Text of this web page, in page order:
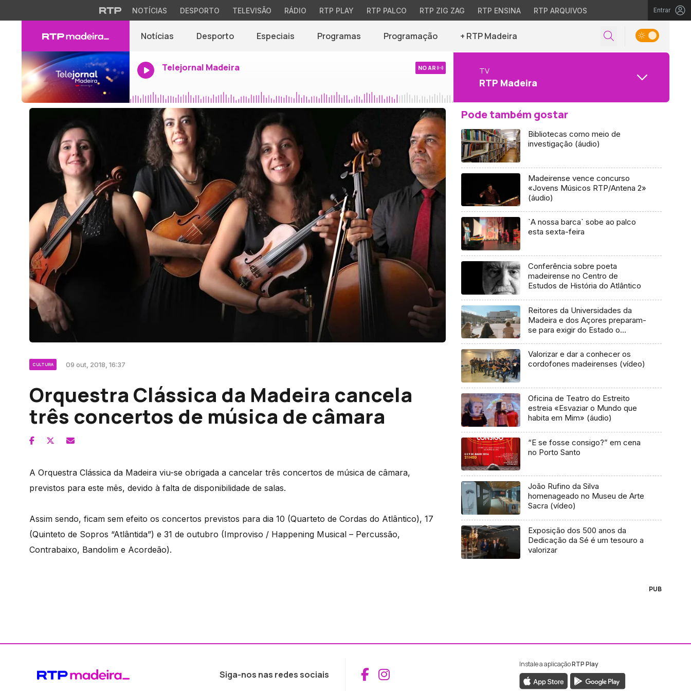
NOTÍCIAS DESPORTO TELEVISÃO RÁDIO RTP PLAY RTP PALCO RTP ZIG ZAG RTP ENSINA RTP ARQUIVOS Entrar
Notícias Desporto Especiais Programas Programação + RTP Madeira
Telejornal Madeira NO AR TV
RTP Madeira
CULTURA 09 out, 2018, 16:37
Orquestra Clássica da Madeira cancela
três concertos de música de câmara
A Orquestra Clássica da Madeira viu-se obrigada a cancelar três concertos de música de câmara,
previstos para este mês, devido à falta de disponibilidade de salas.
Assim sendo, ficam sem efeito os concertos previstos para dia 10 (Quarteto de Cordas do Atlântico), 17
(Quinteto de Sopros “Atlântida”) e 31 de outubro (Improviso / Happening Musical – Percussão,
Contrabaixo, Bandolim e Acordeão).
Pode também gostar
Bibliotecas como meio de
investigação (áudio)
Madeirense vence concurso
«Jovens Músicos RTP/Antena 2»
(áudio)
`A nossa barca` sobe ao palco
esta sexta-feira
Conferência sobre poeta
madeirense no Centro de
Estudos de História do Atlântico
Reitores da Universidades da
Madeira e dos Açores preparam-
se para exigir do Estado o
insularidade
Valorizar e dar a conhecer os
cordofones madeirenses (vídeo)
Oficina de Teatro do Estreito
estreia «Esvaziar o Mundo que
habita em Mim» (áudio)
“E se fosse consigo?” em cena
no Porto Santo
João Rufino da Silva
homenageado no Museu de Arte
Sacra (vídeo)
Exposição dos 500 anos da
Dedicação da Sé é um tesouro a
valorizar
PUB
Siga-nos nas redes sociais Aceder ao Facebook da RTP Madeira
Aceder ao Instagram da RTP Madeira
Instale a aplicaçãoRTP Play